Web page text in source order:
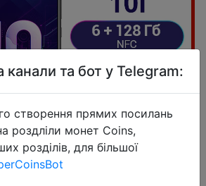
канали та бот у Telegram:
створення прямих посилань
роздліли монет Coins,
розділів, для більшої